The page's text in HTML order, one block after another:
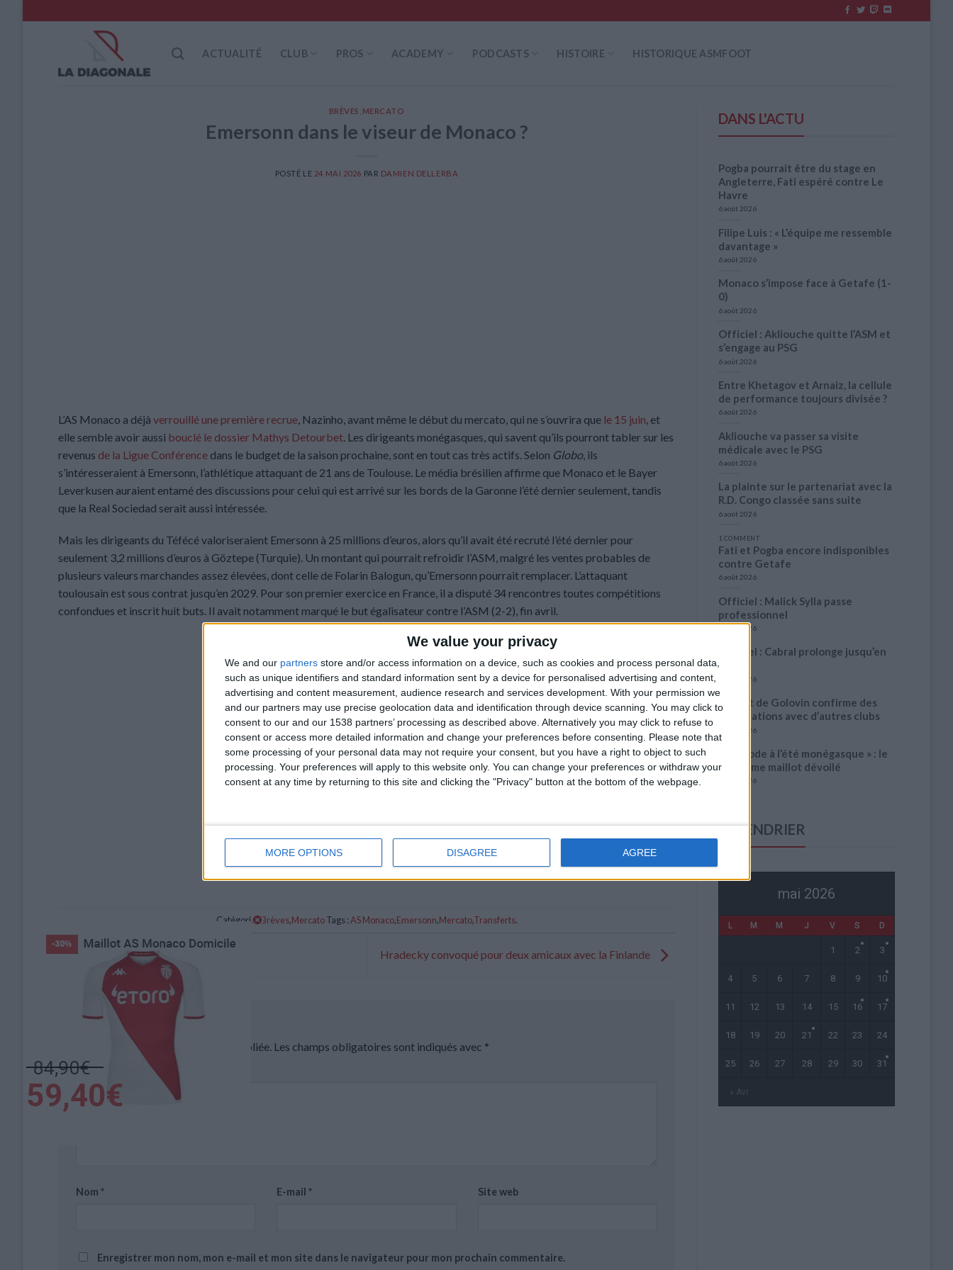
We value your privacy
We and our partners store and/or access information on a device, such as cookies and process personal data,
such as unique identifiers and standard information sent by a device for personalised advertising and content,
advertising and content measurement, audience research and services development. With your permission we
and our partners may use precise geolocation data and identification through device scanning. You may click to
consent to our and our 1538 partners’ processing as described above. Alternatively you may click to refuse to
consent or access more detailed information and change your preferences before consenting.
Please note that
some processing of your personal data may not require your consent, but you have a right to object to such
processing. Your preferences will apply to this website only. You can change your preferences or withdraw your
consent at any time by returning to this site and clicking the "Privacy" button at the bottom of the webpage.
MORE OPTIONS DISAGREE AGREE
to
ACTUALITÉ CLUB PROS ACADEMY PODCASTS HISTOIRE HISTORIQUE ASMFOOT
BRÈVES MERCATO
Emersonn dans le viseur de Monaco ?
POSTÉ LE 24 MAI 2026 PAR DAMIEN DELLERBA
L’AS Monaco a déjà verrouillé une première recrue , Nazinho, avant même le début du mercato, qui ne s’ouvrira que le 15 juin , et
elle semble avoir aussi bouclé le dossier Mathys Detourbet . Les dirigeants monégasques, qui savent qu’ils pourront tabler sur les
revenus de la Ligue Conférence dans le budget de la saison prochaine, sont en tout cas très actifs. Selon Globo, ils
s’intéresseraient à Emersonn, l’athlétique attaquant de 21 ans de Toulouse. Le média brésilien affirme que Monaco et le Bayer
Leverkusen auraient entamé des discussions pour celui qui est arrivé sur les bords de la Garonne l’été dernier seulement, tandis
que la Real Sociedad serait aussi intéressée.
Mais les dirigeants du Téfécé valoriseraient Emersonn à 25 millions d’euros, alors qu’il avait été recruté l’été dernier pour
seulement 3,2 millions d’euros à Göztepe (Turquie). Un montant qui pourrait refroidir l’ASM, malgré les ventes probables de
plusieurs valeurs marchandes assez élevées, dont celle de Folarin Balogun, qu’Emersonn pourrait remplacer. L’attaquant
toulousain est sous contrat jusqu’en 2029. Pour son premier exercice en France, il a disputé 34 rencontres toutes compétitions
confondues et inscrit huit buts. Il avait notamment marqué le but égalisateur contre l’ASM (2-2), fin avril.
Catégorie :Brèves,MercatoTags :AS Monaco,Emersonn,Mercato,Transferts.
Le mercato ouvrira le 15 juin Hradecky convoqué pour deux amicaux avec la Finlande
Laisser un commentaire
Votre adresse e-mail ne sera pas publiée. Les champs obligatoires sont indiqués avec *
Commentaire
Nom * E-mail* Site web
Enregistrer mon nom, mon e-mail et mon site dans le navigateur pour mon prochain commentaire.
DANS L'ACTU
Pogba pourrait être du stage en
Angleterre, Fati espéré contre Le
Havre
6 août 2026
Filipe Luis : « L’équipe me ressemble
davantage »
6 août 2026
Monaco s’impose face à Getafe (1-
0)
6 août 2026
Officiel : Akliouche quitte l’ASM et
s’engage au PSG
6 août 2026
Entre Khetagov et Arnaiz, la cellule
de performance toujours divisée ?
6 août 2026
Akliouche va passer sa visite
médicale avec le PSG
6 août 2026
La plainte sur le partenariat avec la
R.D. Congo classée sans suite
6 août 2026
1 COMMENT
Fati et Pogba encore indisponibles
contre Getafe
6 août 2026
Officiel : Malick Sylla passe
professionnel
5 août 2026
Officiel : Cabral prolonge jusqu’en
2031
5 août 2026
L’agent de Golovin confirme des
négociations avec d’autres clubs
4 août 2026
« Une ode à l’été monégasque » : le
troisième maillot dévoilé
4 août 2026
CALENDRIER
mai 2026
L M M J V S D
« Avr
1 2 3
4 5 6 7 8 9 10
11 12 13 14 15 16 17
18 19 20 21 22 23 24
25 26 27 28 29 30 31